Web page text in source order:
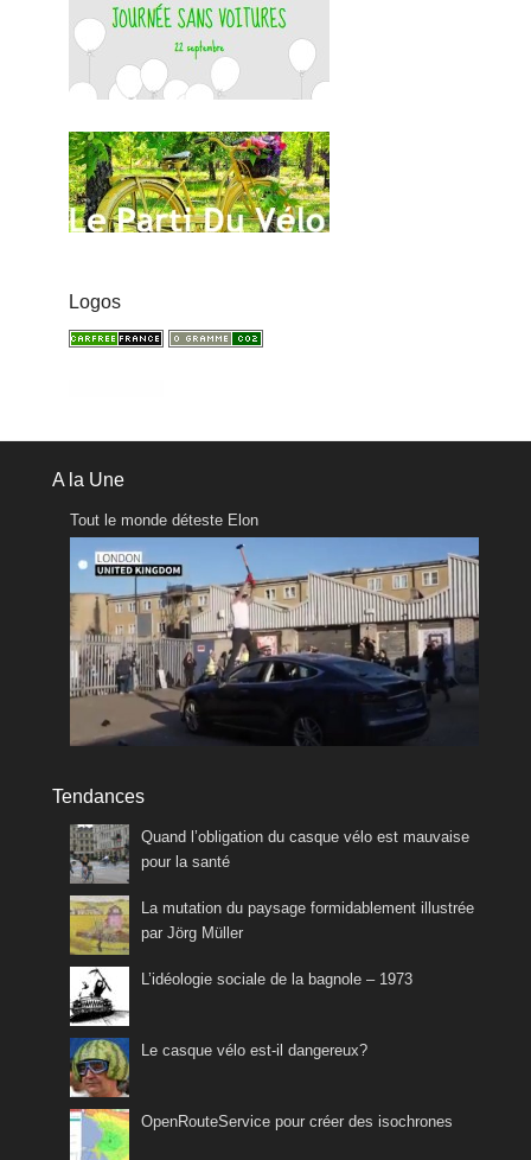
Logos
A la Une
Tout le monde déteste Elon
Tendances
Quand l’obligation du casque vélo est mauvaise
pour la santé
La mutation du paysage formidablement illustrée
par Jörg Müller
L’idéologie sociale de la bagnole – 1973
Le casque vélo est-il dangereux?
OpenRouteService pour créer des isochrones